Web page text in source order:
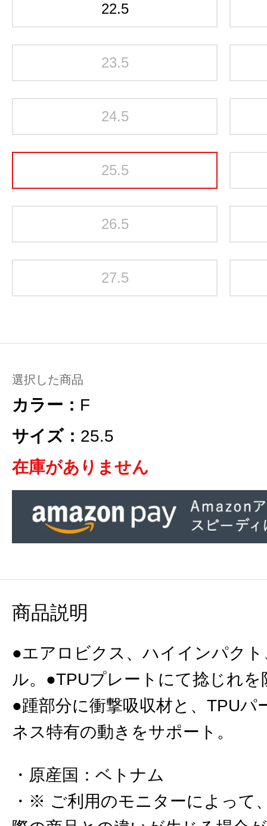
22.5
23.5
24.5
25.5
26.5
27.5
選択した商品
カラー： F
サイズ： 25.5
在庫がありません
商品説明
●エアロビクス、ハイインパク
ル。●TPUプレートにて捻じれ
●踵部分に衝撃吸収材と、TPUパ
ネス特有の動きをサポート。
原産国 ： ベトナム
※ ご利用のモニターによって